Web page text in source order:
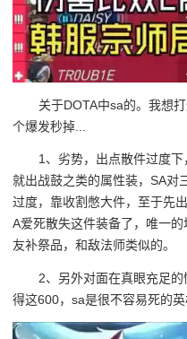
关于DOTA中sa的。我想
个爆发秒掉...
1、劣势，出点散件过度
就出战鼓之类的属性装，SA对
过度，靠收割憋大件，至于先
A爱死散失这件装备了，唯一
友补祭品，和敌法师类似的。
2、另外对面在真眼充足
得这600，sa是很不容易死的英